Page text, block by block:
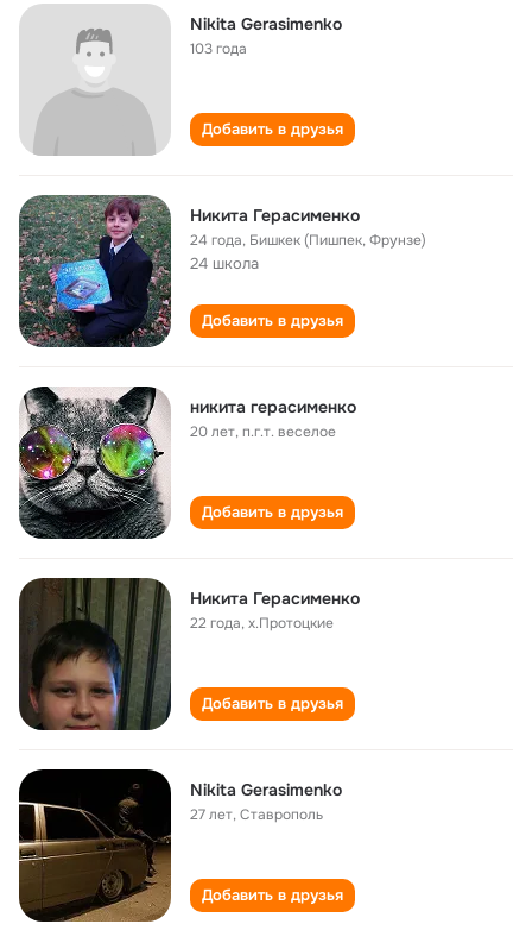
Nikita Gerasimenko
103 года
Добавить в друзья
Никита Герасименко
24 года, Бишкек (Пишпек, Фрунзе)
24 школа
Добавить в друзья
никита герасименко
20 лет,п.г.т. веселое
Добавить в друзья
Никита Герасименко
22 года,х.Протоцкие
Добавить в друзья
Nikita Gerasimenko
27 лет,Ставрополь
Добавить в друзья